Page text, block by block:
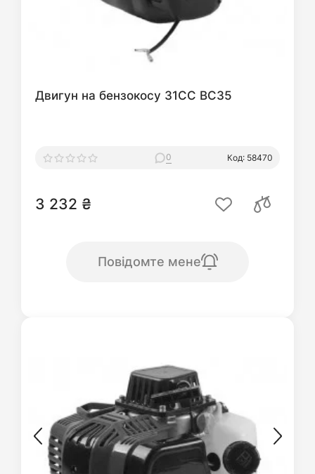
Двигун на бензокосу 31СС BC35
0 Код: 58470
3 232 ₴
Повідомте мене